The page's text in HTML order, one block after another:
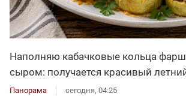
Наполняю кабачковые кольца
сыром: получается красивый
Панорама сегодня, 04:25